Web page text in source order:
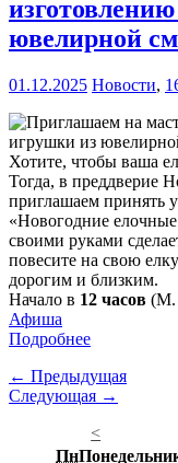
ювелирной
01.12.2025 Новости,
Хотите, чтобы ваша
Тогда, в преддверие
приглашаем принять
«Новогодние
своими руками
повесите на свою
дорогим и близким.
Начало в 12 часов (М.
Афиша
Подробнее
← Предыдущая
Следующая →
<
Пн